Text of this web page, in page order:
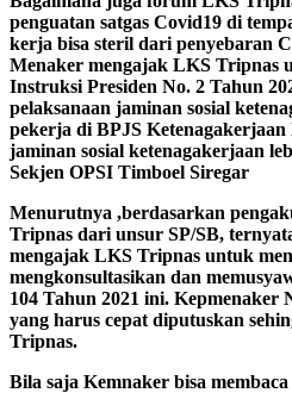
penguatan satgas Covid19 di
kerja bisa steril dari penyebaran
Menaker mengajak LKS Tripnas
Instruksi Presiden No. 2 Tahun
pelaksanaan jaminan sosial
pekerja di BPJS
jaminan sosial ketenagakerjaan
Sekjen OPSI Timboel Siregar
Menurutnya ,berdasarkan
Tripnas dari unsur SP/SB,
mengajak LKS Tripnas untuk
mengkonsultasikan dan
104 Tahun 2021 ini. Kepmenaker
yang harus cepat diputuskan
Tripnas.
Bila saja Kemnaker bisa